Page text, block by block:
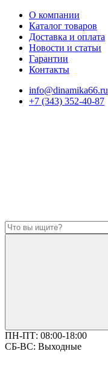
О компании
Каталог товаров
Доставка и оплата
Новости и статьи
Гарантии
Контакты
info@dinamika66.ru
+7 (343) 352-40-87
ПН-ПТ: 08:00-18:00
СБ-ВС: Выходные